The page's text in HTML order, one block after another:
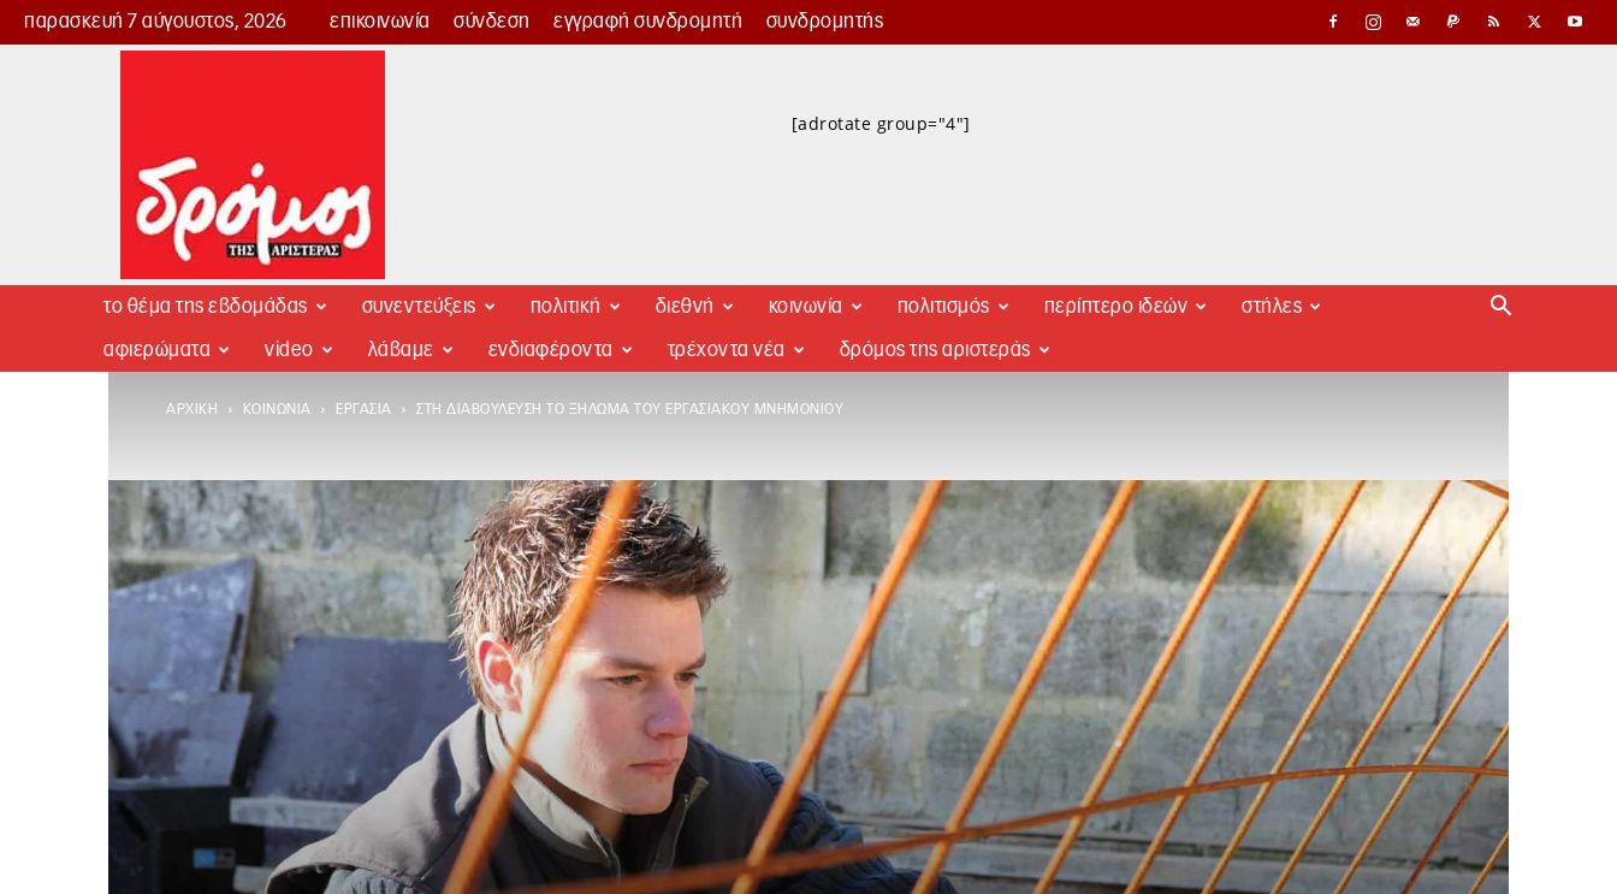
παρασκευή 7 αύγουστος, 2026 επικοινωνία σύνδεση εγγραφή συνδρομητή συνδρομητής
Δρόμος
[adrotate group="4"]
το θέμα της εβδομάδας συνεντεύξεις πολιτική διεθνή κοινωνία πολιτισμός περίπτερο ιδεών στήλες
αφιερώματα video λάβαμε ενδιαφέροντα τρέχοντα νέα δρόμος της αριστεράς
ΑΡΧΙΚΉ ΚΟΙΝΩΝΊΑ ΕΡΓΑΣΊΑ ΣΤΗ ΔΙΑΒΟΎΛΕΥΣΗ ΤΟ ΞΉΛΩΜΑ ΤΟΥ ΕΡΓΑΣΙΑΚΟΎ ΜΝΗΜΟΝΊΟΥ